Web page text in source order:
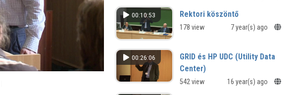
00:10:53 Rektori köszöntő
178 view 7 year(s) ago
00:26:06
GRID és HP UDC (Utility Data
Center)
542 view 16 year(s) ago